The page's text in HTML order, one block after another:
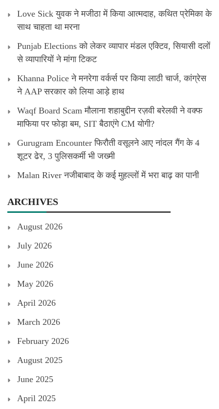
Love Sick युवक ने मजीठा में किया आत्मदाह, कथित प्रेमिका के
साथ चाहता था मरना
Punjab Elections को लेकर व्यापार मंडल एक्टिव, सियासी दलों
से व्यापारियों ने मांगा टिकट
Khanna Police ने मनरेगा वर्कर्स पर किया लाठी चार्ज, कांग्रेस
ने AAP सरकार को लिया आड़े हाथ
Waqf Board Scam मौलाना शहाबुद्दीन रज़वी बरेलवी ने वक्फ
माफिया पर फोड़ा बम, SIT बैठाएंगे CM योगी?
Gurugram Encounter फिरौती वसूलने आए नांदल गैंग के 4
शूटर ढेर, 3 पुलिसकर्मी भी जख्मी
Malan River नजीबाबाद के कई मुहल्लों में भरा बाढ़ का पानी
ARCHIVES
August 2026
July 2026
June 2026
May 2026
April 2026
March 2026
February 2026
August 2025
June 2025
April 2025